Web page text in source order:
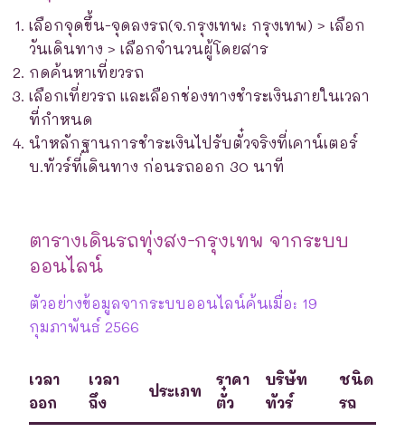
เลือกจุดขึ้น-จุดลงรถ(จ.กรุงเทพ: กรุงเทพ) > เลือก
วันเดินทาง > เลือกจำนวนผู้โดยสาร
กดค้นหาเที่ยวรถ
เลือกเที่ยวรถ และเลือกช่องทางชำระเงินภายในเวลา
ที่กำหนด
นำหลักฐานการชำระเงินไปรับตั๋วจริงที่เคาน์เตอร์
บ.ทัวร์ที่เดินทาง ก่อนรถออก 30 นาที
ตารางเดินรถทุ่งสง-กรุงเทพ จากระบบ
ออนไลน์
ตัวอย่างข้อมูลจากระบบออนไลน์ค้นเมื่อ: 19
กุมภาพันธ์ 2566
เวลา
ออก
เวลา
ถึง
ประเภท
ราคา
ตั๋ว
บริษัท
ทัวร์
ชนิด
รถ